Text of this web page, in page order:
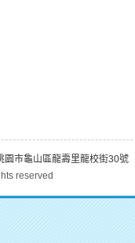
園市龜山區龍壽里龍校街30號
reserved